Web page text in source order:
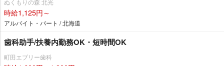
時給1,125円～
アルバイト・パート / 北海道
歯科助手/扶養内勤務OK・短時間OK
町田エブリー歯科